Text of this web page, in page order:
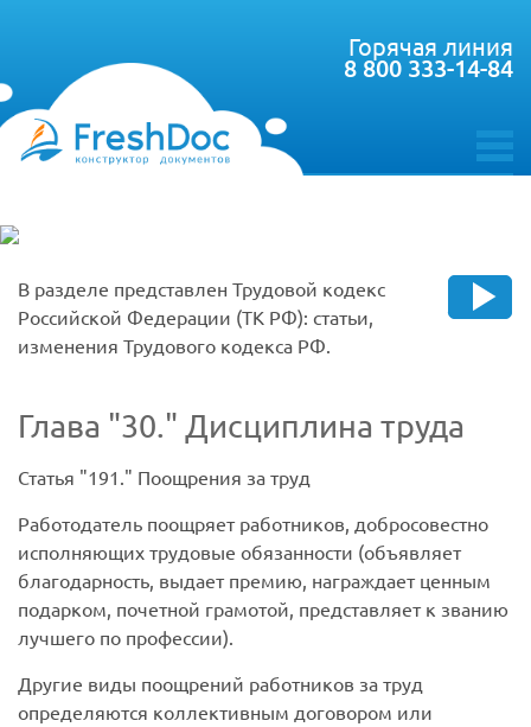
toggle
Горячая линия
8 800 333-14-84
В разделе представлен Трудовой кодекс
Российской Федерации (ТК РФ): статьи,
изменения Трудового кодекса РФ.
Глава 30. Дисциплина труда
Статья 191.
Поощрения за труд
Работодатель поощряет работников, добросовестно
исполняющих трудовые обязанности (объявляет
благодарность, выдает премию, награждает ценным
подарком, почетной грамотой, представляет к званию
лучшего по профессии).
Другие виды поощрений работников за труд
определяются коллективным договором или